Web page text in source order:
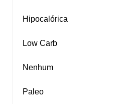
Hipocalórica
Low Carb
Nenhum
Paleo